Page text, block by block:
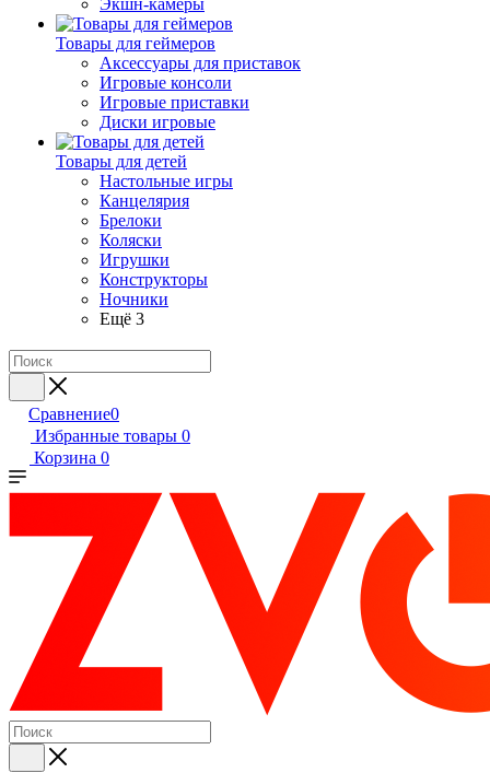
Экшн-камеры
Товары для геймеров
Аксессуары для приставок
Игровые консоли
Игровые приставки
Диски игровые
Товары для детей
Настольные игры
Канцелярия
Брелоки
Коляски
Игрушки
Конструкторы
Ночники
Ещё 3
Сравнение0
Избранные товары 0
Корзина 0